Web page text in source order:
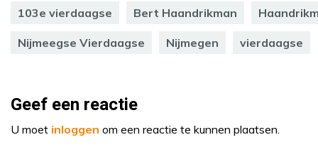
103e vierdaagse Bert Haandrikman
Nijmeegse Vierdaagse Nijmegen vierdaagse
Geef een reactie
U moet inloggen om een reactie te kunnen plaatsen.